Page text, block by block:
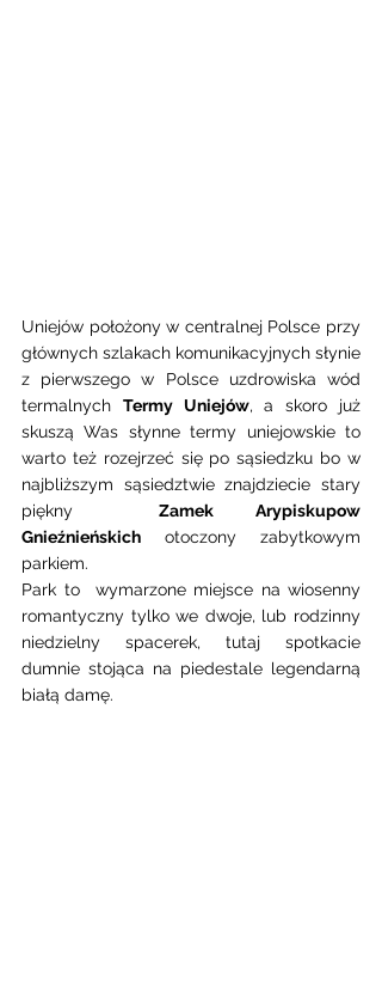
Uniejów położony w centralnej Polsce przy
głównych szlakach komunikacyjnych słynie
z pierwszego w Polsce uzdrowiska wód
termalnych Termy Uniejów, a skoro już
skuszą Was słynne termy uniejowskie to
warto też rozejrzeć się po sąsiedzku bo w
najbliższym sąsiedztwie znajdziecie stary
piękny Zamek Arypiskupow
Gnieźnieńskich otoczony zabytkowym
parkiem.
Park to  wymarzone miejsce na wiosenny
romantyczny tylko we dwoje, lub rodzinny
niedzielny spacerek, tutaj spotkacie
dumnie stojąca na piedestale legendarną
białą damę.